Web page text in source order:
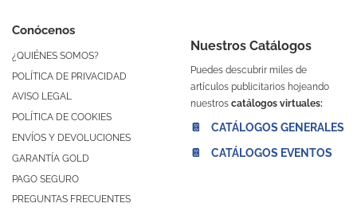
Conócenos
¿QUIÉNES SOMOS?
POLÍTICA DE PRIVACIDAD
AVISO LEGAL
POLÍTICA DE COOKIES
ENVÍOS Y DEVOLUCIONES
GARANTÍA GOLD
PAGO SEGURO
PREGUNTAS FRECUENTES
Nuestros Catálogos
Puedes descubrir miles de
artículos publicitarios hojeando
nuestros catálogos virtuales:
📔 CATÁLOGOS GENERALES
📔 CATÁLOGOS EVENTOS